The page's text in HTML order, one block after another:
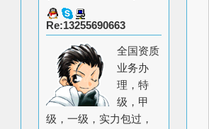
Re:13255690663
全国资质
业务办
理，特
级，甲
级，一级，实力包过，